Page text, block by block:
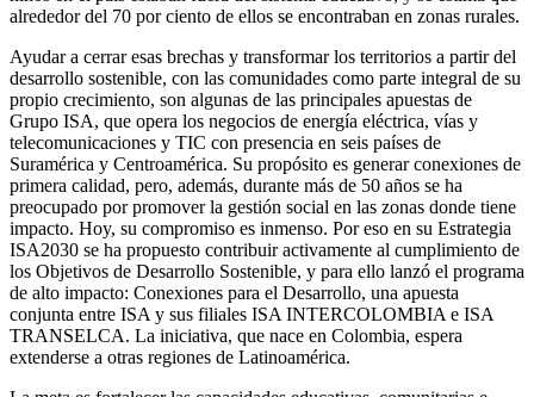
alrededor del 70 por ciento de ellos se encontraban en zonas rurales.
Ayudar a cerrar esas brechas y transformar los territorios a partir del
desarrollo sostenible, con las comunidades como parte integral de su
propio crecimiento, son algunas de las principales apuestas de
Grupo ISA, que opera los negocios de energía eléctrica, vías y
telecomunicaciones y TIC con presencia en seis países de
Suramérica y Centroamérica. Su propósito es generar conexiones de
primera calidad, pero, además, durante más de 50 años se ha
preocupado por promover la gestión social en las zonas donde tiene
impacto. Hoy, su compromiso es inmenso. Por eso en su Estrategia
ISA2030 se ha propuesto contribuir activamente al cumplimiento de
los Objetivos de Desarrollo Sostenible, y para ello lanzó el programa
de alto impacto: Conexiones para el Desarrollo, una apuesta
conjunta entre ISA y sus filiales ISA INTERCOLOMBIA e ISA
TRANSELCA. La iniciativa, que nace en Colombia, espera
extenderse a otras regiones de Latinoamérica.